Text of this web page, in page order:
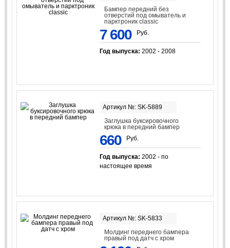
Бампер передний без
отверстий под омыватель и
парктроник classic
7 600 Руб.
Год выпуска: 2002 - 2008
Артикул №: SK-5889
Заглушка буксировочного
крюка в передний бампер
660 Руб.
Год выпуска: 2002 - по
настоящее время
Артикул №: SK-5833
Молдинг переднего бампера
правый под датч с хром